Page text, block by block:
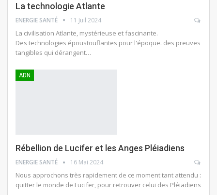
La technologie Atlante
ENERGIE SANTÉ 11 Juil 2024
La civilisation Atlante, mystérieuse et fascinante.
Des technologies époustouflantes pour l'époque. des preuves
tangibles qui dérangent…
ADN
Rébellion de Lucifer et les Anges Pléiadiens
ENERGIE SANTÉ 16 Mai 2024
Nous approchons très rapidement de ce moment tant attendu :
quitter le monde de Lucifer, pour retrouver celui des Pléiadiens